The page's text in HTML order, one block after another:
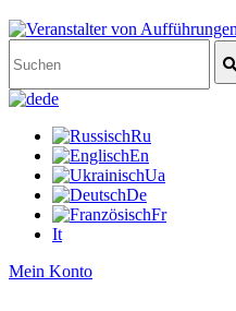
de
Ru
En
Ua
De
Fr
It
Mein Konto